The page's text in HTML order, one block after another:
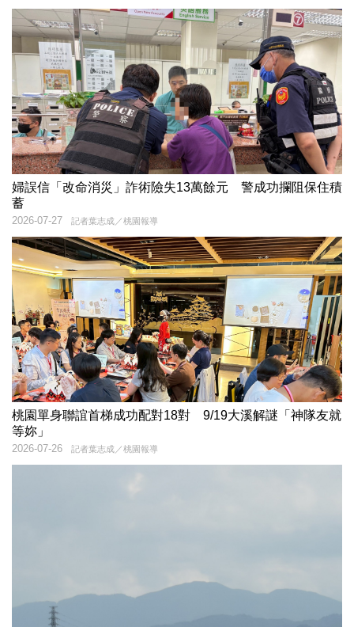
婦誤信「改命消災」詐術險失13萬餘元 警成功攔阻保住積
蓄
記者葉志成／桃園報導
2026-07-27
桃園單身聯誼首梯成功配對18對 9/19大溪解謎「神隊友就
等妳」
記者葉志成／桃園報導
2026-07-26